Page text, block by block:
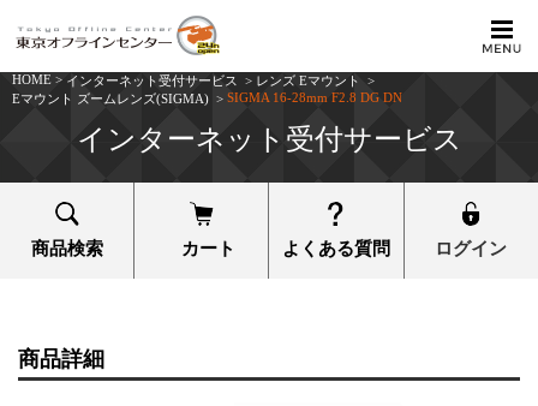
HOME > インターネット受付サービス > レンズ Eマウント
>
Eマウント ズームレンズ(SIGMA) > SIGMA 16-28mm F2.8 DG DN
インターネット受付サービス
商品検索 カート よくある質問 ログイン
商品詳細